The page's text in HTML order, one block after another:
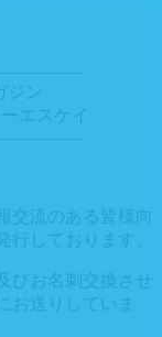
ン
エスケイ
交流のある皆様向
行しております。
びお名刺交換させ
お送りしていま